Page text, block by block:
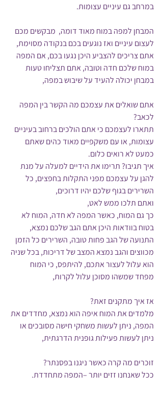
במרחב גם עיניים עצומות.
המבחן למפה במוח מאוד דומה,  מבקשים מכם
לעצום עיניים ואז נוגעים בכם בנקודה מסוימת,
אתם צריכים להצביע היכן נגעו בכם, אם המפה
במוח שלכם חדה וטובה, אתם תצליחו טעות
במבחן יכולה להעיד על שיבוש במפה,
אתם שואלים את עצמכם מה הקשר בין המפה
לכאב?
תתארו לעצמכם כי אתם הולכים ברחוב בעיניים
עצומות, או עם משקפיים מאוד כהים שאתם
כמעט לא רואים כלום.
איך תגיבו? תרימו את הידיים למעלה על מנת
להגן על עצמכם מפני התקלות בחפצים, כל
השרירים בגוף שלכם יהיו דרוכים,
ואתם תלכו ממש לאט,
כך גם המוח, כאשר המפה לא חדה, המוח לא
בטוח בוודאות היכן אתם הגב שלכם נמצא,
התנועה של הגב פחות טובה, השרירים כל הזמן
מכווצים והגב נמצא המצב של דריכות, בכל שניה
הוא עלול לעצור אתכם, להיתפס, כי המוח
מפחד שמשהו מסוכן עלול לקרות,
אז איך מתקנים זאת?
מלמדים את המוח איפה הוא נמצא, מחדדים את
המפה, ניתן לעשות משחקי חישה מסובכים או
ניתן לעשות פעילות גופנית הדרגתית,
זוכרים מה קרה כאשר ניגנו בפסנתר?
ככל שאנחנו זזים יותר –המפה מתחדדת.